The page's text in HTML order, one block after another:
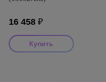
16 458 ₽